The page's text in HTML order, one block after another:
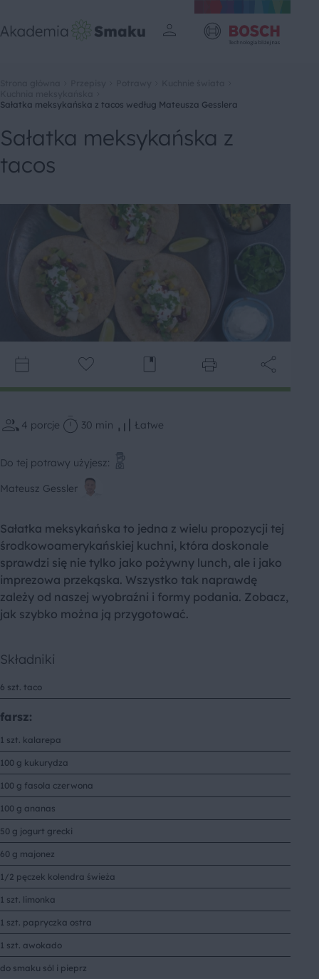
Sałatka meksykańska z tacos według Mateusza Gesslera
Sałatka meksykańska z
tacos
4 porcje 30 min Łatwe
Do tej potrawy użyjesz:
Mateusz Gessler
Sałatka meksykańska to jedna z wielu propozycji tej
środkowoamerykańskiej kuchni, która doskonale
sprawdzi się nie tylko jako pożywny lunch, ale i jako
imprezowa przekąska. Wszystko tak naprawdę
zależy od naszej wyobraźni i formy podania. Zobacz,
jak szybko można ją przygotować.
Składniki
6 szt. taco
farsz:
1 szt. kalarepa
100 g kukurydza
100 g fasola czerwona
100 g ananas
50 g jogurt grecki
60 g majonez
1/2 pęczek kolendra świeża
1 szt. limonka
1 szt. papryczka ostra
1 szt. awokado
do smaku sól i pieprz